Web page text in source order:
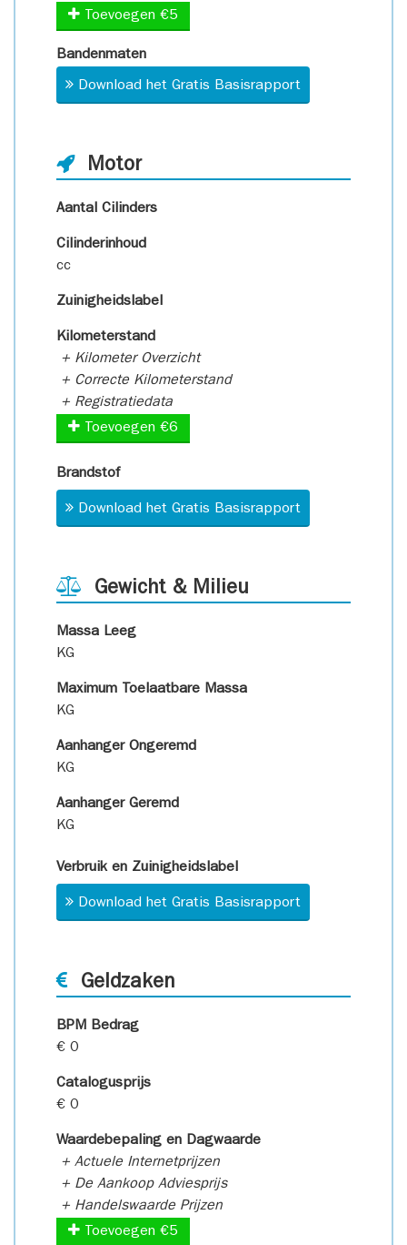
Toevoegen €5
Bandenmaten
Download het Gratis Basisrapport
Motor
Aantal Cilinders
Cilinderinhoud
cc
Zuinigheidslabel
Kilometerstand
+ Kilometer Overzicht
+ Correcte Kilometerstand
+ Registratiedata
Toevoegen €6
Brandstof
Download het Gratis Basisrapport
Gewicht & Milieu
Massa Leeg
KG
Maximum Toelaatbare Massa
KG
Aanhanger Ongeremd
KG
Aanhanger Geremd
KG
Verbruik en Zuinigheidslabel
Download het Gratis Basisrapport
Geldzaken
BPM Bedrag
€ 0
Catalogusprijs
€ 0
Waardebepaling en Dagwaarde
+ Actuele Internetprijzen
+ De Aankoop Adviesprijs
+ Handelswaarde Prijzen
Toevoegen €5